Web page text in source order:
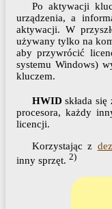
Po aktywacji
urządzenia, a
aktywacji. W
używany tylko na
aby przywrócić
systemu Windows)
kluczem.
HWID składa
procesora, każdy
licencji.
Korzystając z
inny sprzęt. 2)